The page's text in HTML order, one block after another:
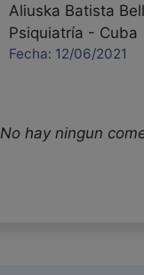
Aliuska Batista
Psiquiatría - Cuba
Fecha: 12/06/2021
No hay ningun